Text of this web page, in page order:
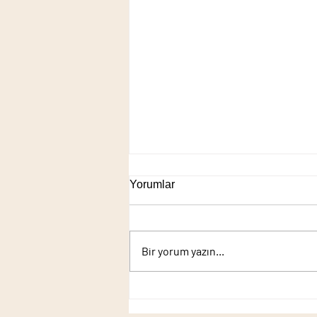
ahşap ürünleri
#ormancı masası #ahşap masa
#ahşap ev #ahşap süs kuyusu
#ahşap salıncak #ahşap...
Yorumlar
Bir yorum yazın...